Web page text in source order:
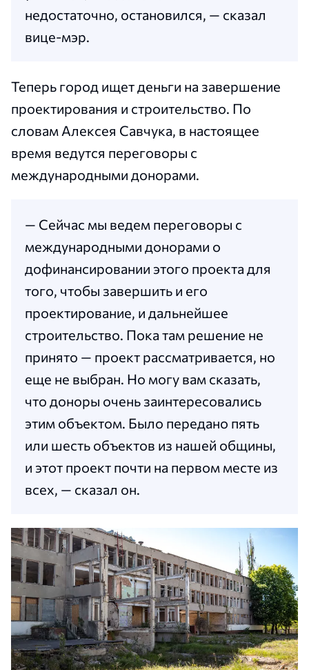
недостаточно, остановился, — сказал
вице-мэр.
Теперь город ищет деньги на завершение
проектирования и строительство. По
словам Алексея Савчука, в настоящее
время ведутся переговоры с
международными донорами.
— Сейчас мы ведем переговоры с
международными донорами о
дофинансировании этого проекта для
того, чтобы завершить и его
проектирование, и дальнейшее
строительство. Пока там решение не
принято — проект рассматривается, но
еще не выбран. Но могу вам сказать,
что доноры очень заинтересовались
этим объектом. Было передано пять
или шесть объектов из нашей общины,
и этот проект почти на первом месте из
всех, — сказал он.